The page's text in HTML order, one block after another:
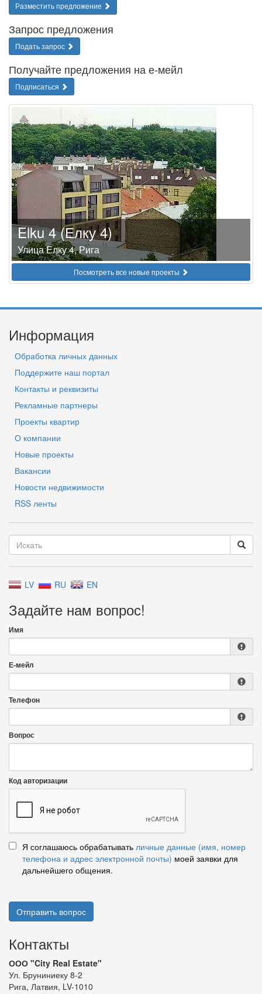
Разместить предложение
Запрос предложения
Подать запрос
Получайте предложения на е-мейл
Подписаться
Elku 4 (Елку 4)
Улица Елку 4, Рига
Посмотреть все новые проекты
Информация
Обработка личных данных
Поддержите наш портал
Контакты и реквизиты
Рекламные партнеры
Проекты квартир
О компании
Новые проекты
Вакансии
Новости недвижимости
RSS ленты
LV RU EN
Задайте нам вопрос!
Имя
Е-мейл
Телефон
Вопрос
Код авторизации
Я соглашаюсь обрабатывать личные данные (имя, номер
телефона и адрес электронной почты) моей заявки для
дальнейшего общения.
Отправить вопрос
Контакты
ООО "City Real Estate"
Ул. Бруниниеку 8-2
Рига, Латвия, LV-1010